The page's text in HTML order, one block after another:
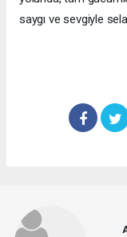
saygı ve sevgiyle